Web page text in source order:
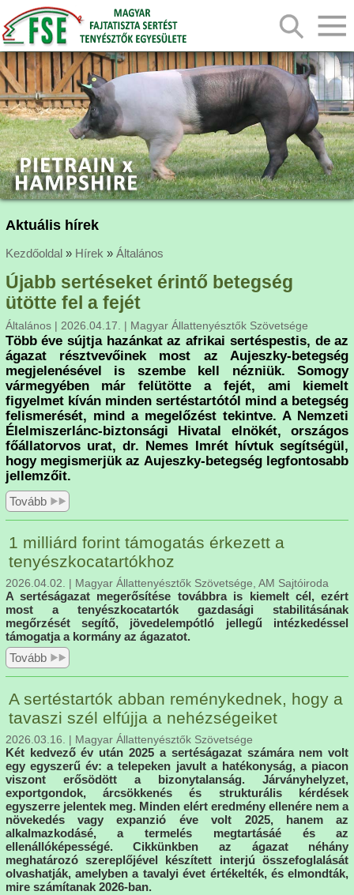
Aktuális hírek
Kezdőoldal» Hírek » Általános
Újabb sertéseket érintő betegség
ütötte fel a fejét
Általános | 2026.04.17. | Magyar Állattenyésztők Szövetsége
Több éve sújtja hazánkat az afrikai sertéspestis, de az
ágazat résztvevőinek most az Aujeszky-betegség
megjelenésével is szembe kell nézniük. Somogy
vármegyében már felütötte a fejét, ami kiemelt
figyelmet kíván minden sertéstartótól mind a betegség
felismerését, mind a megelőzést tekintve. A Nemzeti
Élelmiszerlánc-biztonsági Hivatal elnökét, országos
főállatorvos urat, dr. Nemes Imrét hívtuk segítségül,
hogy megismerjük az Aujeszky-betegség legfontosabb
jellemzőit.
Tovább
1 milliárd forint támogatás érkezett a
tenyészkocatartókhoz
2026.04.02. | Magyar Állattenyésztők Szövetsége, AM Sajtóiroda
A sertéságazat megerősítése továbbra is kiemelt cél, ezért
most a tenyészkocatartók gazdasági stabilitásának
megőrzését segítő, jövedelempótló jellegű intézkedéssel
támogatja a kormány az ágazatot.
Tovább
A sertéstartók abban reménykednek, hogy a
tavaszi szél elfújja a nehézségeiket
2026.03.16. | Magyar Állattenyésztők Szövetsége
Két kedvező év után 2025 a sertéságazat számára nem volt
egy egyszerű év: a telepeken javult a hatékonyság, a piacon
viszont erősödött a bizonytalanság. Járványhelyzet,
exportgondok, árcsökkenés és strukturális kérdések
egyszerre jelentek meg. Minden elért eredmény ellenére nem a
növekedés vagy expanzió éve volt 2025, hanem az
alkalmazkodásé, a termelés megtartásáé és az
ellenállóképességé. Cikkünkben az ágazat néhány
meghatározó szereplőjével készített interjú összefoglalását
olvashatják, amelyben a tavalyi évet értékelték, és elmondták,
mire számítanak 2026-ban.